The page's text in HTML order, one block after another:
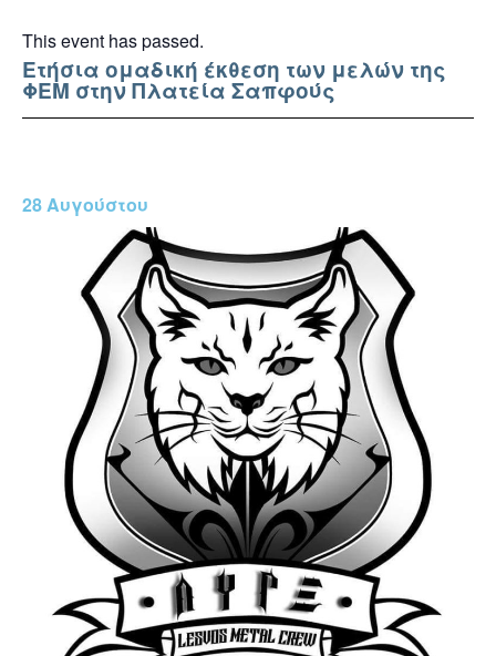
This event has passed.
Ετήσια ομαδική έκθεση των μελών της
ΦΕΜ στην Πλατεία Σαπφούς
28 Αυγούστου